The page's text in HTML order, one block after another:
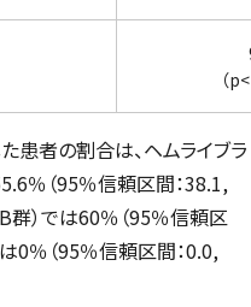
（
患者の割合は、ヘムライブラ
％（95％信頼区間：38.1,
群）では60％（95％信頼区
0％（95％信頼区間：0.0,